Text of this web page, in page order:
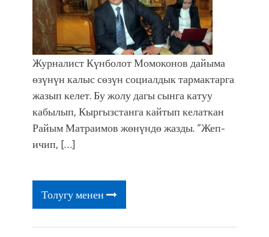
Журналист Күнболот Момоконов дайыма
өзүнүн калыс сөзүн социалдык тармактарга
жазып келет. Бу жолу дагы сынга катуу
кабылып, Кыргызстанга кайтып келаткан
Райым Матраимов жөнүндө жазды. “Жеп-
ичип, […]
Толугу менен